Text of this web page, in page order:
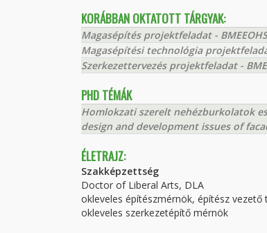
KORÁBBAN OKTATOTT TÁRGYAK:
Magasépítés projektfeladat -
Magasépítési technológia
Szerkezettervezés projektfeladat -
PHD TÉMÁK
Homlokzati szerelt nehézburkolatok
design and development issues of
ÉLETRAJZ:
Szakképzettség
Doctor of Liberal Arts, DLA
okleveles építészmérnök, építész vezető
okleveles szerkezetépítő mérnök